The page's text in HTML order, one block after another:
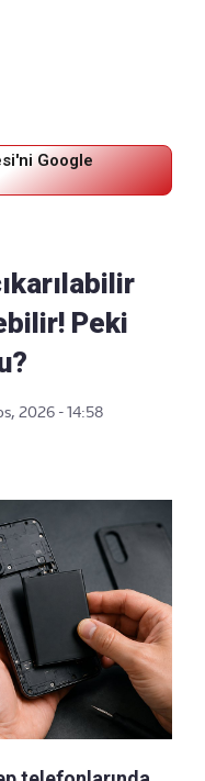
Google
Peki
2026 - 14:58